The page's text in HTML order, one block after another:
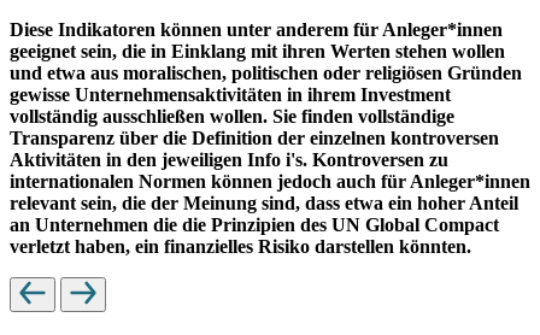
Diese Indikatoren können unter anderem für Anleger*innen
geeignet sein, die in Einklang mit ihren Werten stehen wollen
und etwa aus moralischen, politischen oder religiösen Gründen
gewisse Unternehmensaktivitäten in ihrem Investment
vollständig ausschließen wollen. Sie finden vollständige
Transparenz über die Definition der einzelnen kontroversen
Aktivitäten in den jeweiligen Info i's. Kontroversen zu
internationalen Normen können jedoch auch für Anleger*innen
relevant sein, die der Meinung sind, dass etwa ein hoher Anteil
an Unternehmen die die Prinzipien des UN Global Compact
verletzt haben, ein finanzielles Risiko darstellen könnten.